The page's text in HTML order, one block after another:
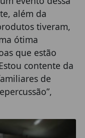
além da
tiveram,
ótima
que estão
contente da
de